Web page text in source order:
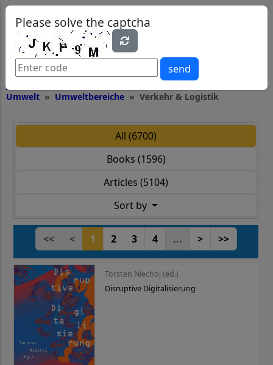
Please solve the captcha
send
Umwelt Umweltbereiche Verkehr & Logistik
All (6700)
Books (1596)
Articles (5104)
Sort by
<< < 1 2 3 4 ... > >>
Torsten Niechoj (ed.)
Disruptive Digitalisierung